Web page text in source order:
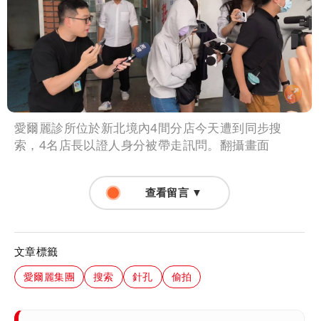
愛爾麗診所位於新北境內4間分店今天遭到同步搜
索，4名店長以證人身分被帶走訊問。翻攝畫面
查看留言 ▼
文章標籤
愛爾麗集團 搜索 針孔 偷拍